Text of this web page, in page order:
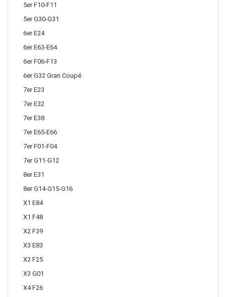
5er F10-F11
5er G30-G31
6er E24
6er E63-E64
6er F06-F13
6er G32 Gran Coupé
7er E23
7er E32
7er E38
7er E65-E66
7er F01-F04
7er G11-G12
8er E31
8er G14-G15-G16
X1 E84
X1 F48
X2 F39
X3 E83
X3 F25
X3 G01
X4 F26